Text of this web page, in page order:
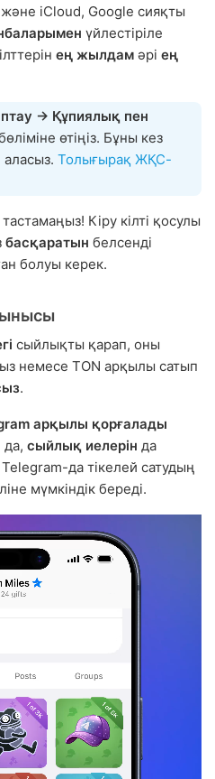
iCloud, Google сияқты
үйлестіріле
ең жылдам әрі ең
→ Құпиялық пен
өтіңіз. Бұны кез
Толығырақ ЖҚС-
Кіру кілті қосулы
басқаратын белсенді
болуы керек.
сыйлықты қарап, оны
немесе TON арқылы сатып
.
арқылы қорғалады
да, сыйлық иелерін да
Telegram-да тікелей сатудың
мүмкіндік береді.